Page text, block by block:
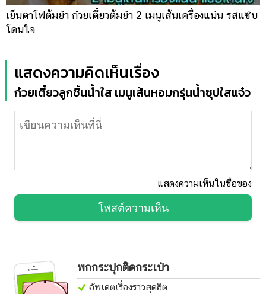
เย็นตาโฟต้มยำ ก๋วยเตี๋ยวต้มยำ 2 เมนูเส้นเครื่องแน่น รสแซ่บ
โดนใจ
แสดงความคิดเห็นเรื่อง
ก๋วยเตี๋ยวลูกชิ้นน้ำใส เมนูเส้นหอมกรุ่นน้ำซุปใสแจ๋ว
แสดงความเห็นในชื่อของ
โพสต์ความเห็น
พกกระปุกติดกระเป๋า
อัพเดตเรื่องราวสุดฮิต